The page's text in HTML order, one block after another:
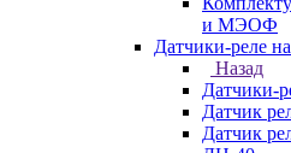
и МЭОФ
Датчики-реле
Назад
Датчики-
Датчик
Датчик